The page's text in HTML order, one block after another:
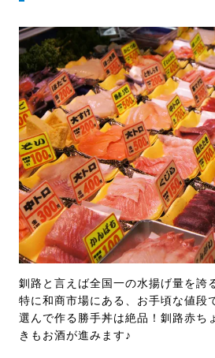
釧路と言えば全国一の水揚げ量を誇
特に和商市場にある、お手頃な値段
選んで作る勝手丼は絶品！釧路赤ち
きもお酒が進みます♪